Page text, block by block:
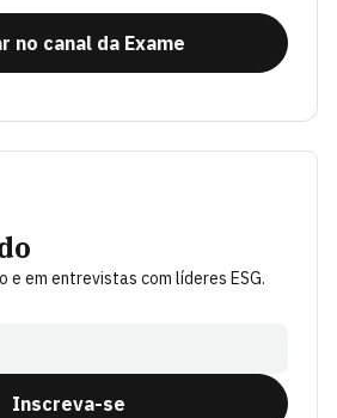
no canal da Exame
e em entrevistas com líderes ESG.
Inscreva-se